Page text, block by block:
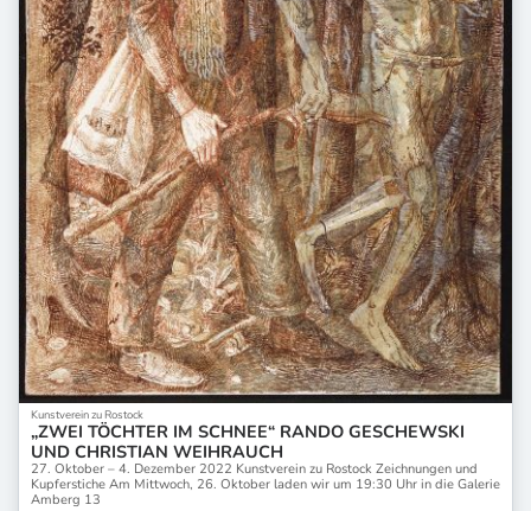
Kunstverein zu Rostock
„ZWEI TÖCHTER IM SCHNEE“ RANDO GESCHEWSKI
UND CHRISTIAN WEIHRAUCH
27. Oktober – 4. Dezember 2022 Kunstverein zu Rostock Zeichnungen und
Kupferstiche Am Mittwoch, 26. Oktober laden wir um 19:30 Uhr in die Galerie
Amberg 13